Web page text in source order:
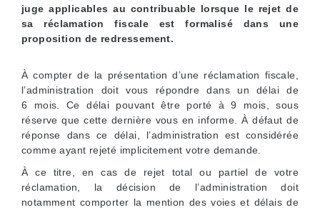
juge applicables au contribuable lorsque le rejet de
sa réclamation fiscale est formalisé dans une
proposition de redressement.
À compter de la présentation d’une réclamation fiscale,
l’administration doit vous répondre dans un délai de
6 mois. Ce délai pouvant être porté à 9 mois, sous
réserve que cette dernière vous en informe. À défaut de
réponse dans ce délai, l’administration est considérée
comme ayant rejeté implicitement votre demande.
À ce titre, en cas de rejet total ou partiel de votre
réclamation, la décision de l’administration doit
notamment comporter la mention des voies et délais de